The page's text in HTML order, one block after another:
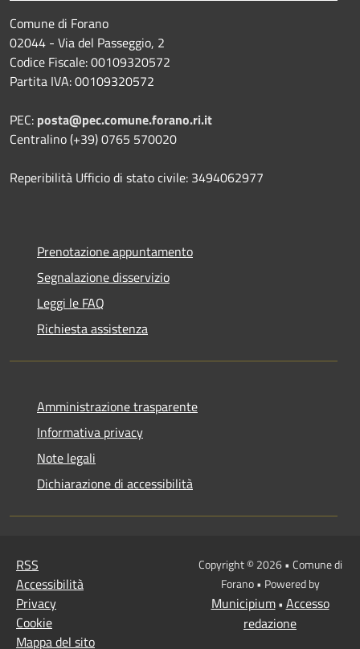
Comune di Forano
02044 - Via del Passeggio, 2
Codice Fiscale: 00109320572
Partita IVA: 00109320572
PEC: posta@pec.comune.forano.ri.it
Centralino (+39) 0765 570020
Reperibilità Ufficio di stato civile: 3494062977
Prenotazione appuntamento
Segnalazione disservizio
Leggi le FAQ
Richiesta assistenza
Amministrazione trasparente
Informativa privacy
Note legali
Dichiarazione di accessibilità
RSS
Accessibilità
Privacy
Cookie
Mappa del sito
Copyright © 2026 • Comune di
Forano • Powered by
Municipium• Accesso
redazione